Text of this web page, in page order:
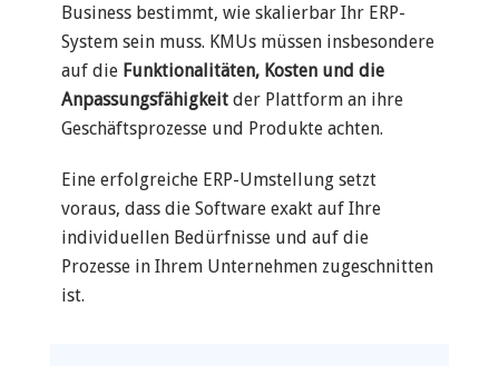
Business bestimmt, wie skalierbar Ihr ERP-
System sein muss. KMUs müssen insbesondere
auf die Funktionalitäten, Kosten und die
Anpassungsfähigkeit der Plattform an ihre
Geschäftsprozesse und Produkte achten.
Eine erfolgreiche ERP-Umstellung setzt
voraus, dass die Software exakt auf Ihre
individuellen Bedürfnisse und auf die
Prozesse in Ihrem Unternehmen zugeschnitten
ist.